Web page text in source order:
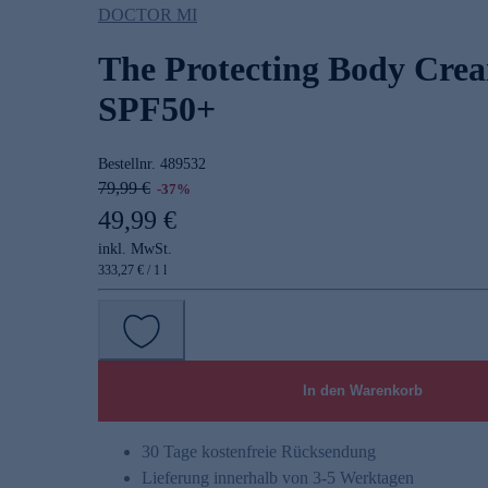
DOCTOR MI
The Protecting Body
SPF50+
Bestellnr. 489532
79,99 € -37%
49,99 €
inkl. MwSt.
333,27 € / 1 l
In den Warenkorb
30 Tage kostenfreie Rücksendung
Lieferung innerhalb von 3-5 Werktagen